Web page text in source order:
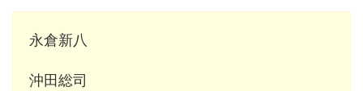
永倉新八
沖田総司